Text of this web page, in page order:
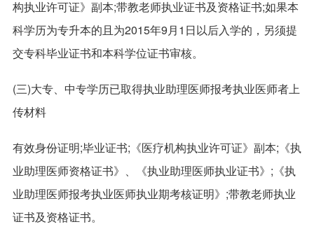
构执业许可证》副本;带教老师执业证书及资格证书;如果本
科学历为专升本的且为2015年9月1日以后入学的，另须提
交专科毕业证书和本科学位证书审核。
(三)大专、中专学历已取得执业助理医师报考执业医师者上
传材料
有效身份证明;毕业证书;《医疗机构执业许可证》副本;《执
业助理医师资格证书》、《执业助理医师执业证书》;《执
业助理医师报考执业医师执业期考核证明》;带教老师执业
证书及资格证书。